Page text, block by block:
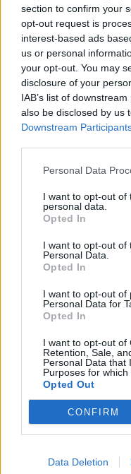
section to confirm your
opt-out request is
interest-based ads
us or personal
your opt-out. You may
disclosure of your
IAB’s list of
also be disclosed by us
Downstream
Personal Data
I want to opt-out of
personal data.
Opted In
I want to opt-out of
Personal Data.
Opted In
I want to opt-out of
Personal Data for
Opted In
I want to opt-out of
Retention, Sale,
Personal Data that
Purposes for which
Opted Out
CONFIRM
Data Deletion
ESG Report 2025: Πώς η ΑΒ
βιωσιμότητα σε
Attica Bank: Μέτρα
των πληγέντων από τις
πυρκαγιές